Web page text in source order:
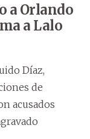
a Orlando
a Lalo
Díaz,
de
acusados